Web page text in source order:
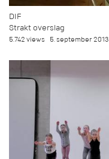
DIF
Strakt overslag
5.742 views 5. september 2013